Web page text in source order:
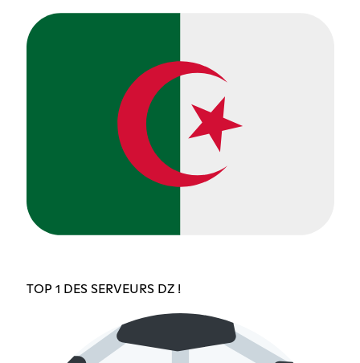
TOP 1 DES SERVEURS DZ !